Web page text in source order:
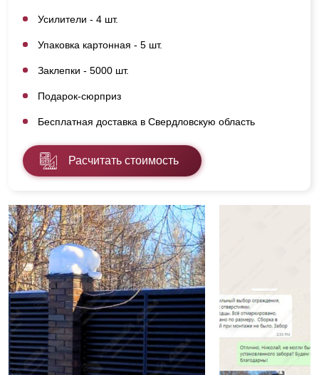
Усилители - 4 шт.
Упаковка картонная - 5 шт.
Заклепки - 5000 шт.
Подарок-сюрприз
Бесплатная доставка в Свердловскую область
Расчитать стоимость